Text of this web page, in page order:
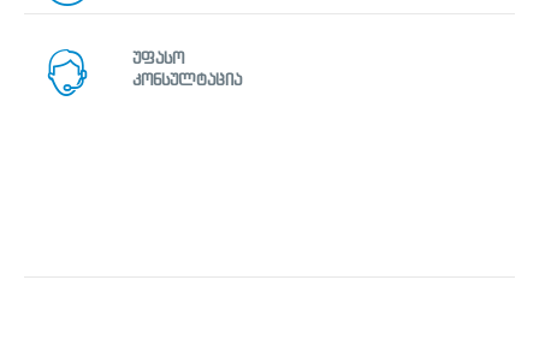
უფასო
კონსულტაცია